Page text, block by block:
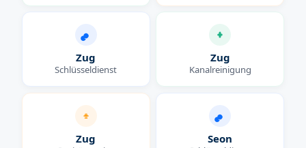
Zug
Schlüsseldienst
Zug
Kanalreinigung
Zug Seon